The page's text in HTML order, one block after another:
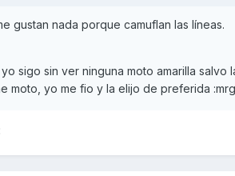
gustan nada porque camuflan las líneas.
sigo sin ver ninguna moto amarilla salvo
moto, yo me fio y la elijo de preferida